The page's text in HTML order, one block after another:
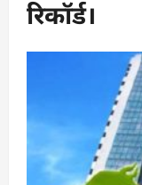
रिकॉर्ड।